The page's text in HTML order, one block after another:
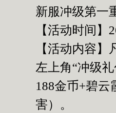
新服冲级第一
【活动时间】
【活动内容
左上角“冲级
188金币+碧
害）。